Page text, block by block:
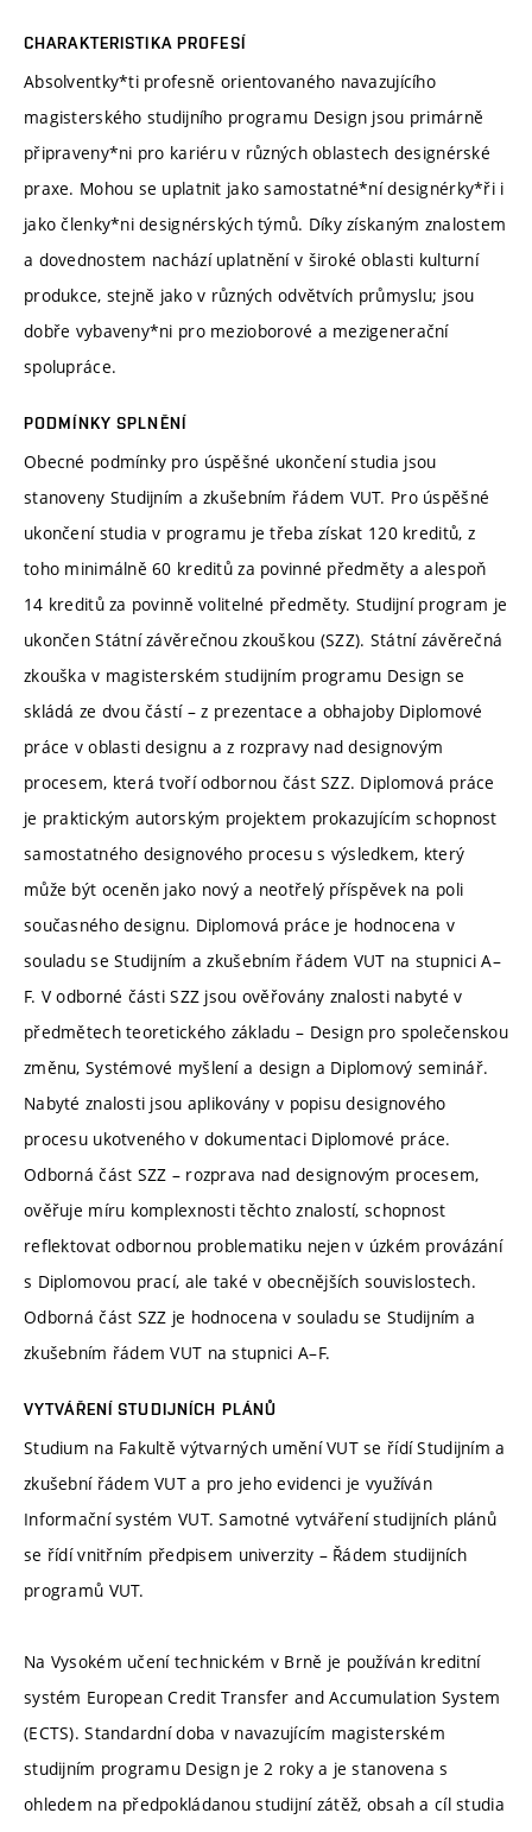
CHARAKTERISTIKA PROFESÍ
Absolventky*ti profesně orientovaného navazujícího
magisterského studijního programu Design jsou primárně
připraveny*ni pro kariéru v různých oblastech designérské
praxe. Mohou se uplatnit jako samostatné*ní designérky*ři i
jako členky*ni designérských týmů. Díky získaným znalostem
a dovednostem nachází uplatnění v široké oblasti kulturní
produkce, stejně jako v různých odvětvích průmyslu; jsou
dobře vybaveny*ni pro mezioborové a mezigenerační
spolupráce.
PODMÍNKY SPLNĚNÍ
Obecné podmínky pro úspěšné ukončení studia jsou
stanoveny Studijním a zkušebním řádem VUT. Pro úspěšné
ukončení studia v programu je třeba získat 120 kreditů, z
toho minimálně 60 kreditů za povinné předměty a alespoň
14 kreditů za povinně volitelné předměty. Studijní program je
ukončen Státní závěrečnou zkouškou (SZZ). Státní závěrečná
zkouška v magisterském studijním programu Design se
skládá ze dvou částí – z prezentace a obhajoby Diplomové
práce v oblasti designu a z rozpravy nad designovým
procesem, která tvoří odbornou část SZZ. Diplomová práce
je praktickým autorským projektem prokazujícím schopnost
samostatného designového procesu s výsledkem, který
může být oceněn jako nový a neotřelý příspěvek na poli
současného designu. Diplomová práce je hodnocena v
souladu se Studijním a zkušebním řádem VUT na stupnici A–
F. V odborné části SZZ jsou ověřovány znalosti nabyté v
předmětech teoretického základu – Design pro společenskou
změnu, Systémové myšlení a design a Diplomový seminář.
Nabyté znalosti jsou aplikovány v popisu designového
procesu ukotveného v dokumentaci Diplomové práce.
Odborná část SZZ – rozprava nad designovým procesem,
ověřuje míru komplexnosti těchto znalostí, schopnost
reflektovat odbornou problematiku nejen v úzkém provázání
s Diplomovou prací, ale také v obecnějších souvislostech.
Odborná část SZZ je hodnocena v souladu se Studijním a
zkušebním řádem VUT na stupnici A–F.
VYTVÁŘENÍ STUDIJNÍCH PLÁNŮ
Studium na Fakultě výtvarných umění VUT se řídí Studijním a
zkušební řádem VUT a pro jeho evidenci je využíván
Informační systém VUT. Samotné vytváření studijních plánů
se řídí vnitřním předpisem univerzity – Řádem studijních
programů VUT.
Na Vysokém učení technickém v Brně je používán kreditní
systém European Credit Transfer and Accumulation System
(ECTS). Standardní doba v navazujícím magisterském
studijním programu Design je 2 roky a je stanovena s
ohledem na předpokládanou studijní zátěž, obsah a cíl studia